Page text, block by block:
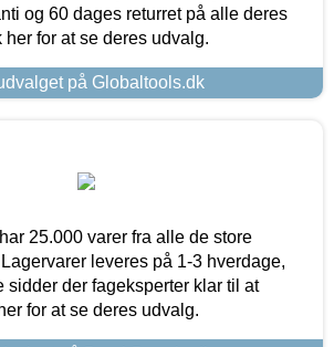
og 60 dages returret på alle deres
for at se deres udvalg.
på Globaltools.dk
25.000 varer fra alle de store
leveres på 1-3 hverdage,
sidder der fageksperter klar til at
for at se deres udvalg.